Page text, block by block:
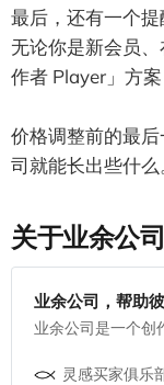
最后，还有一个
无论你是新会员
作者 Player」方
价格调整前的最
司就能长出些什么
关于业余公司
业余公司，帮助
业余公司是一个创
灵感买家俱乐